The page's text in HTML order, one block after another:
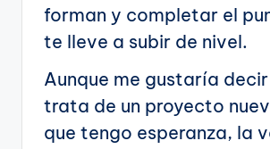
forman y completar el
te lleve a subir de nivel.
Aunque me gustaría decir
trata de un proyecto
que tengo esperanza, la